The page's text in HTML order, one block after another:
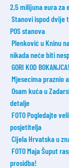
2,5 milijuna eura za
Stanovi ispod dvije
POS stanova
Plenković u Kninu
nikada neće biti
GORI KOD
Mjesecima praznio
Osam kuća u
detalje
FOTO Pogledajte
posjetitelja
Cijela Hrvatska u
FOTO Maja Šuput
prosidba!